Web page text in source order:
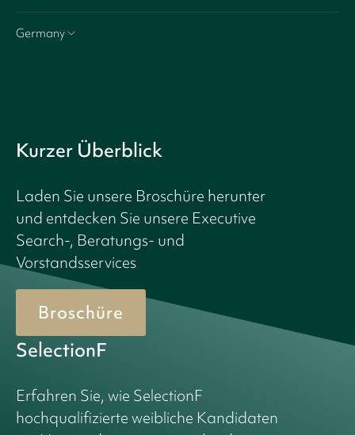
Germany
Kurzer Überblick
Laden Sie unsere Broschüre herunter
und entdecken Sie unsere Executive
Search-, Beratungs- und
Vorstandsservices
Broschüre
SelectionF
Erfahren Sie, wie SelectionF
hochqualifizierte weibliche Kandidaten